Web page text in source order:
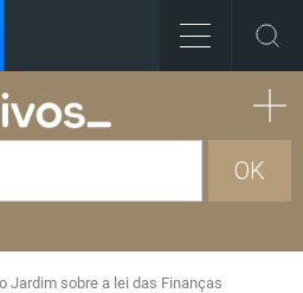
OK
Jardim sobre a lei das Finanças